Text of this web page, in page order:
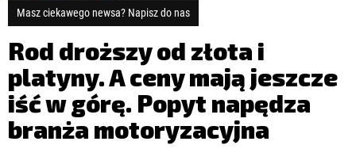
LICENCJA
REJESTRACJA
KONTAKT
NOWE TECHNOLOGIE
SPOŁECZEŃSTWO
EDUKACJA
MEDIA
Masz ciekawego newsa? Napisz do nas
Rod droższy od złota i
platyny. A ceny mają jeszcze
iść w górę. Popyt napędza
branża motoryzacyjna